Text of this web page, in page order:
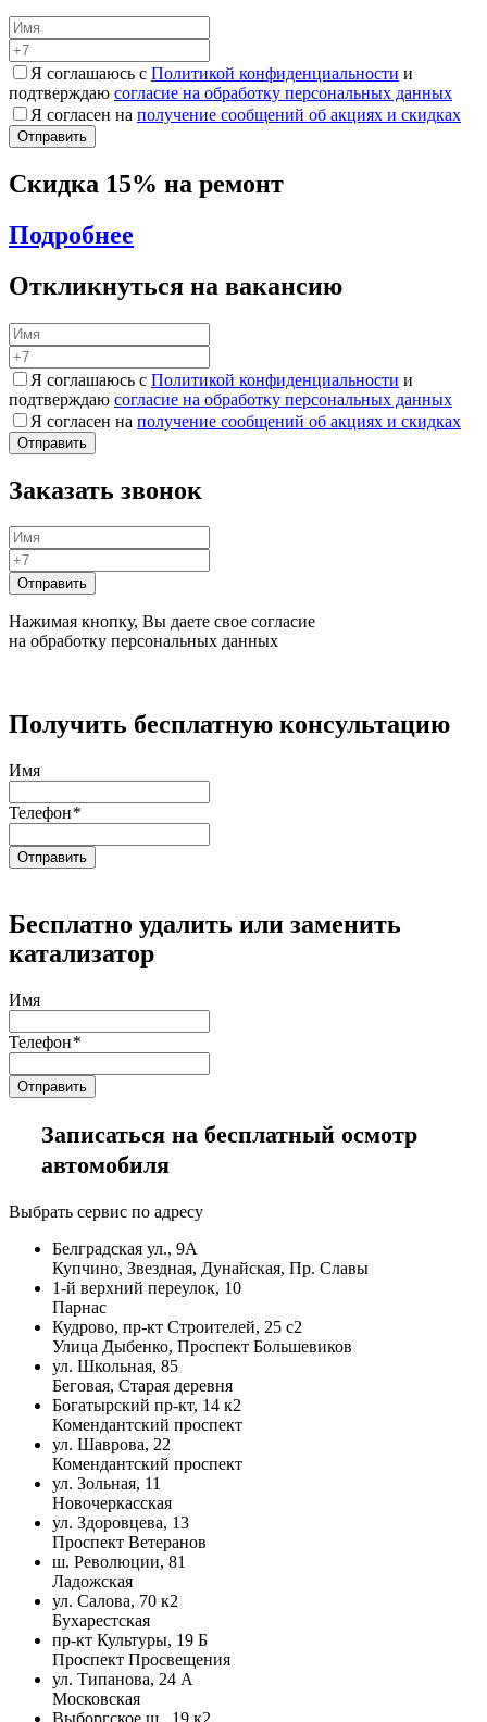
Я соглашаюсь с Политикой конфиденциальности и
подтверждаю согласие на обработку персональных данных
Я согласен на получение сообщений об акциях и скидках
Скидка 15% на ремонт
Подробнее
Откликнуться на вакансию
Я соглашаюсь с Политикой конфиденциальности и
подтверждаю согласие на обработку персональных данных
Я согласен на получение сообщений об акциях и скидках
Заказать звонок
Нажимая кнопку, Вы даете свое согласие
на обработку персональных данных
Получить бесплатную консультацию
Имя
Телефон*
Бесплатно удалить или заменить
катализатор
Имя
Телефон*
Записаться на бесплатный осмотр
автомобиля
Выбрать сервис по адресу
Белградская ул., 9А
Купчино, Звездная, Дунайская, Пр. Славы
1-й верхний переулок, 10
Парнас
Кудрово, пр-кт Строителей, 25 с2
Улица Дыбенко, Проспект Большевиков
ул. Школьная, 85
Беговая, Старая деревня
Богатырский пр-кт, 14 к2
Комендантский проспект
ул. Шаврова, 22
Комендантский проспект
ул. Зольная, 11
Новочеркасская
ул. Здоровцева, 13
Проспект Ветеранов
ш. Революции, 81
Ладожская
ул. Салова, 70 к2
Бухарестская
пр-кт Культуры, 19 Б
Проспект Просвещения
ул. Типанова, 24 А
Московская
Выборгское ш., 19 к2